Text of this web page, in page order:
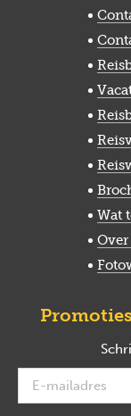
Wat
Promoties